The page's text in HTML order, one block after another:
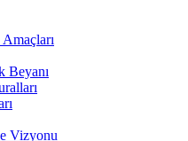
Beyanı
Vizyonu